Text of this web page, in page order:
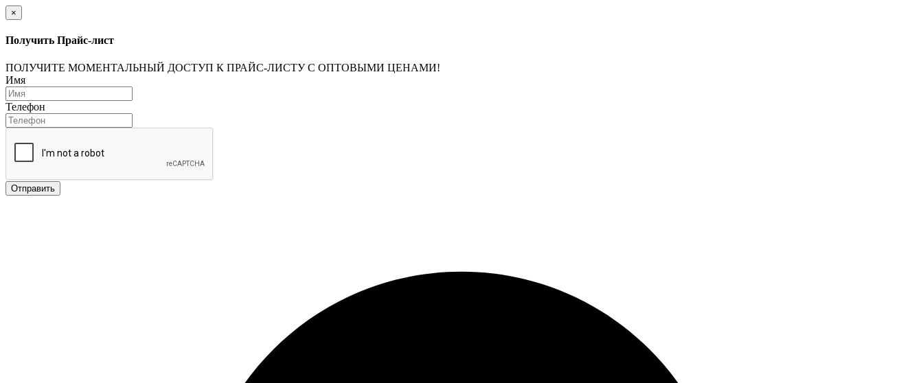
×
Получить Прайс-лист
ПОЛУЧИТЕ МОМЕНТАЛЬНЫЙ ДОСТУП К ПРАЙС-ЛИСТУ С ОПТОВЫМИ ЦЕНАМИ!
Имя
Телефон
Отправить